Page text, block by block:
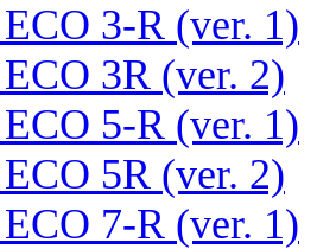
3-R (ver. 1)
3R (ver. 2)
5-R (ver. 1)
5R (ver. 2)
7-R (ver. 1)